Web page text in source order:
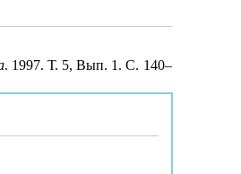
. 1997. Т. 5, Вып. 1. С. 140–